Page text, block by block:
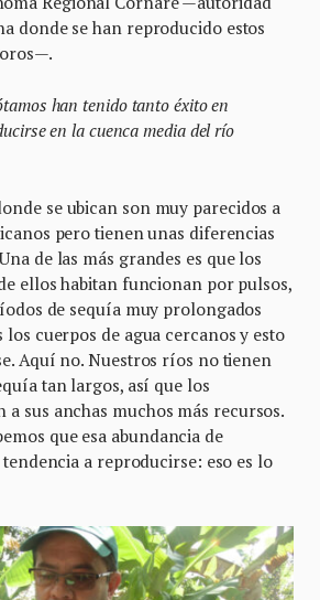
donde se han reproducido estos
han tenido tanto éxito en
en la cuenca media del río
se ubican son muy parecidos a
pero tienen unas diferencias
de las más grandes es que los
ellos habitan funcionan por pulsos,
de sequía muy prolongados
los cuerpos de agua cercanos y esto
Aquí no. Nuestros ríos no tienen
tan largos, así que los
a sus anchas muchos más recursos.
que esa abundancia de
a reproducirse: eso es lo